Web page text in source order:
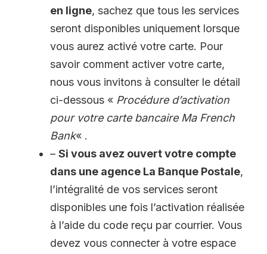
en ligne, sachez que tous les services
seront disponibles uniquement lorsque
vous aurez activé votre carte. Pour
savoir comment activer votre carte,
nous vous invitons à consulter le détail
ci-dessous « Procédure d’activation
pour votre carte bancaire Ma French
Bank« .
– Si vous avez ouvert votre compte
dans une agence La Banque Postale,
l’intégralité de vos services seront
disponibles une fois l’activation réalisée
à l’aide du code reçu par courrier. Vous
devez vous connecter à votre espace